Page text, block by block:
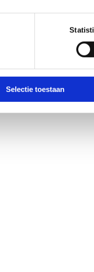
Selectie toestaan
DROOG
undefined